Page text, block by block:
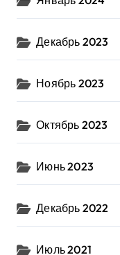
Декабрь 2023
Ноябрь 2023
Октябрь 2023
Июнь 2023
Декабрь 2022
Июль 2021